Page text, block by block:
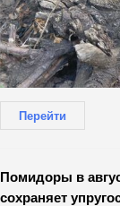
Перейти
Помидоры в
сохраняет